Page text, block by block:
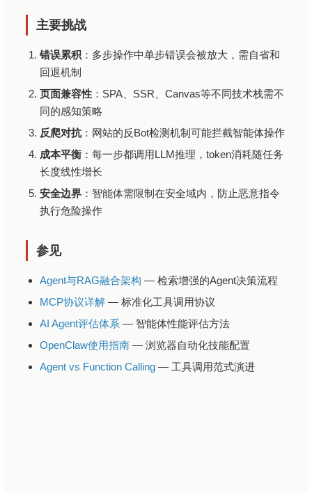
主要挑战
错误累积 ：多步操作中单步错误会被放大，需自省和
回退机制
页面兼容性 ：SPA、SSR、Canvas等不同技术栈需不
同的感知策略
反爬对抗：网站的反Bot检测机制可能拦截智能体操作
成本平衡 ：每一步都调用LLM推理，token消耗随任务
长度线性增长
安全边界 ：智能体需限制在安全域内，防止恶意指令
执行危险操作
参见
Agent与RAG融合架构 — 检索增强的Agent决策流程
MCP协议详解 — 标准化工具调用协议
AI Agent评估体系 — 智能体性能评估方法
OpenClaw使用指南 — 浏览器自动化技能配置
Agent vs Function Calling — 工具调用范式演进